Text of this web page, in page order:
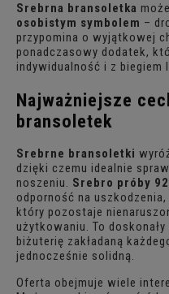
Srebrna bransoletka
osobistym symbolem –
przypomina o wyjątkowej
ponadczasowy dodatek,
indywidualność i z
Najważniejsze
bransoletek
Srebrne bransoletki
dzięki czemu idealnie
noszeniu. Srebro próby
odporność na
który pozostaje
użytkowaniu. To
biżuterię zakładaną
jednocześnie solidną.
Oferta obejmuje wiele